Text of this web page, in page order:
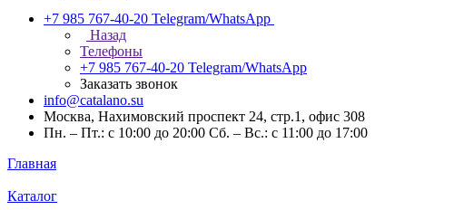
+7 985 767-40-20 Telegram/WhatsApp
Назад
Телефоны
+7 985 767-40-20 Telegram/WhatsApp
Заказать звонок
info@catalano.su
Москва, Нахимовский проспект 24, стр.1, офис 308
Пн. – Пт.: с 10:00 до 20:00 Сб. – Вс.: с 11:00 до 17:00
Главная
Каталог